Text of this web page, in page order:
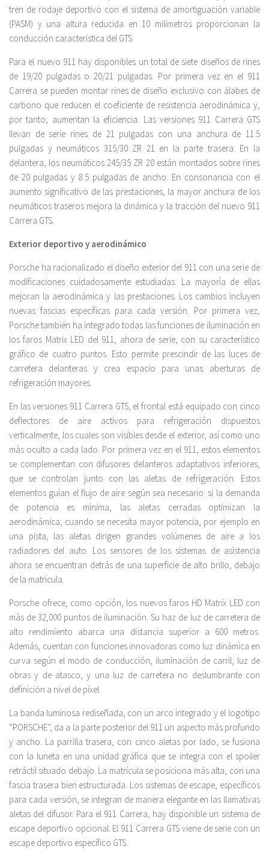
tren de rodaje deportivo con el sistema de amortiguación variable
(PASM) y una altura reducida en 10 milímetros proporcionan la
conducción característica del GTS.
Para el nuevo 911 hay disponibles un total de siete diseños de rines
de 19/20 pulgadas o 20/21 pulgadas. Por primera vez en el 911
Carrera se pueden montar rines de diseño exclusivo con álabes de
carbono que reducen el coeficiente de resistencia aerodinámica y,
por tanto, aumentan la eficiencia. Las versiones 911 Carrera GTS
llevan de serie rines de 21 pulgadas con una anchura de 11.5
pulgadas y neumáticos 315/30 ZR 21 en la parte trasera. En la
delantera, los neumáticos 245/35 ZR 20 están montados sobre rines
de 20 pulgadas y 8.5 pulgadas de ancho. En consonancia con el
aumento significativo de las prestaciones, la mayor anchura de los
neumáticos traseros mejora la dinámica y la tracción del nuevo 911
Carrera GTS.
Exterior deportivo y aerodinámico
Porsche ha racionalizado el diseño exterior del 911 con una serie de
modificaciones cuidadosamente estudiadas. La mayoría de ellas
mejoran la aerodinámica y las prestaciones. Los cambios incluyen
nuevas fascias específicas para cada versión. Por primera vez,
Porsche también ha integrado todas las funciones de iluminación en
los faros Matrix LED del 911, ahora de serie, con su característico
gráfico de cuatro puntos. Esto permite prescindir de las luces de
carretera delanteras y crea espacio para unas aberturas de
refrigeración mayores.
En las versiones 911 Carrera GTS, el frontal está equipado con cinco
deflectores de aire activos para refrigeración dispuestos
verticalmente, los cuales son visibles desde el exterior, así como uno
más oculto a cada lado. Por primera vez en el 911, estos elementos
se complementan con difusores delanteros adaptativos inferiores,
que se controlan junto con las aletas de refrigeración. Estos
elementos guían el flujo de aire según sea necesario: si la demanda
de potencia es mínima, las aletas cerradas optimizan la
aerodinámica; cuando se necesita mayor potencia, por ejemplo en
una pista, las aletas dirigen grandes volúmenes de aire a los
radiadores del auto. Los sensores de los sistemas de asistencia
ahora se encuentran detrás de una superficie de alto brillo, debajo
de la matrícula.
Porsche ofrece, como opción, los nuevos faros HD Matrix LED con
más de 32,000 puntos de iluminación. Su haz de luz de carretera de
alto rendimiento abarca una distancia superior a 600 metros.
Además, cuentan con funciones innovadoras como luz dinámica en
curva según el modo de conducción, iluminación de carril, luz de
obras y de atasco, y una luz de carretera no deslumbrante con
definición a nivel de pixel.
La banda luminosa rediseñada, con un arco integrado y el logotipo
“PORSCHE”, da a la parte posterior del 911 un aspecto más profundo
y ancho. La parrilla trasera, con cinco aletas por lado, se fusiona
con la luneta en una unidad gráfica que se integra con el spoiler
retráctil situado debajo. La matrícula se posiciona más alta, con una
fascia trasera bien estructurada. Los sistemas de escape, específicos
para cada versión, se integran de manera elegante en las llamativas
aletas del difusor. Para el 911 Carrera, hay disponible un sistema de
escape deportivo opcional. El 911 Carrera GTS viene de serie con un
escape deportivo específico GTS.